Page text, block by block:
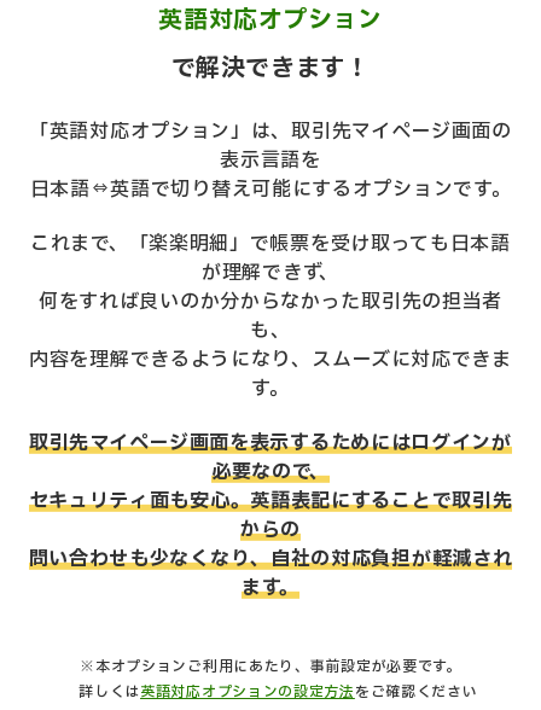
英語対応オプション
で解決できます！
「英語対応オプション」は、取引先マイページ画面の
表示言語を
日本語⇔英語で切り替え可能にするオプションです。
これまで、「楽楽明細」で帳票を受け取っても日本語
が理解できず、
何をすれば良いのか分からなかった取引先の担当者
も、
内容を理解できるようになり、スムーズに対応できま
す。
取引先マイページ画面を表示するためにはログインが
必要なので、
セキュリティ面も安心。英語表記にすることで取引先
からの
問い合わせも少なくなり、自社の対応負担が軽減され
ます。
※本オプションご利用にあたり、事前設定が必要です。
詳しくは英語対応オプションの設定方法をご確認ください